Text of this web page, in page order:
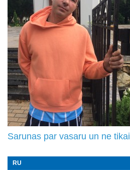
Sarunas par vasaru un ne tikai
RU